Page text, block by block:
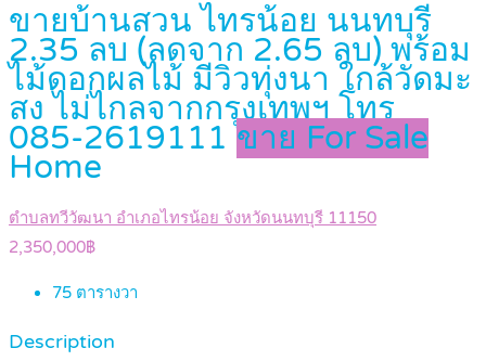
ขายบ้านสวน ไทรน้อย นนทบุรี
2.35 ลบ (ลดจาก 2.65 ลบ) พร้อม
ไม้ดอกผลไม้ มีวิวทุ่งนา ใกล้วัดมะ
สง ไม่ไกลจากกรุงเทพฯ โทร
085-2619111ขาย For Sale
Home
ตำบลทวีวัฒนา อำเภอไทรน้อย จังหวัดนนทบุรี 11150
2,350,000฿
75 ตารางวา
Description